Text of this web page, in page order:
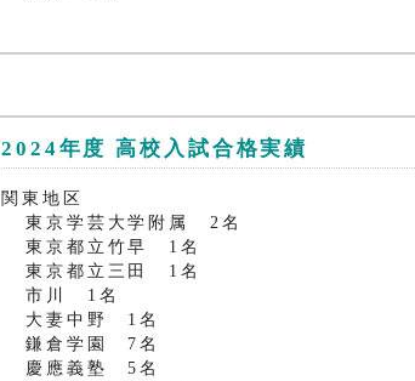
2024年度 高校入試合格実績
関東地区
東京学芸大学附属 2名
東京都立竹早 1名
東京都立三田 1名
市川 1名
大妻中野 1名
鎌倉学園 7名
慶應義塾 5名